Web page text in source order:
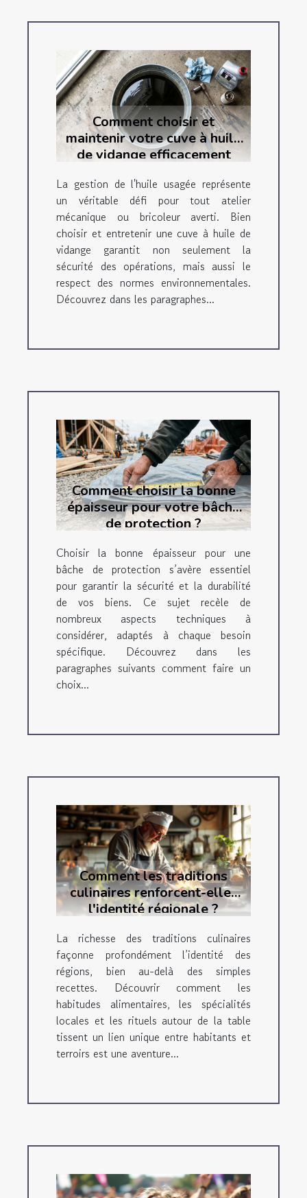
Comment choisir et
maintenir votre cuve à huile
de vidange efficacement
La gestion de l'huile usagée représente
un véritable défi pour tout atelier
mécanique ou bricoleur averti. Bien
choisir et entretenir une cuve à huile de
vidange garantit non seulement la
sécurité des opérations, mais aussi le
respect des normes environnementales.
Découvrez dans les paragraphes...
Comment choisir la bonne
épaisseur pour votre bâche
de protection ?
Choisir la bonne épaisseur pour une
bâche de protection s’avère essentiel
pour garantir la sécurité et la durabilité
de vos biens. Ce sujet recèle de
nombreux aspects techniques à
considérer, adaptés à chaque besoin
spécifique. Découvrez dans les
paragraphes suivants comment faire un
choix...
Comment les traditions
culinaires renforcent-elles
l'identité régionale ?
La richesse des traditions culinaires
façonne profondément l’identité des
régions, bien au-delà des simples
recettes. Découvrir comment les
habitudes alimentaires, les spécialités
locales et les rituels autour de la table
tissent un lien unique entre habitants et
terroirs est une aventure...